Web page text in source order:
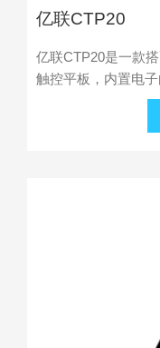
亿联CTP20
亿联CTP20是一款
触控平板，内置电